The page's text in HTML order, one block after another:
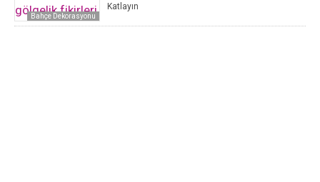
Bahçe Dekorasyonu
Katlayın